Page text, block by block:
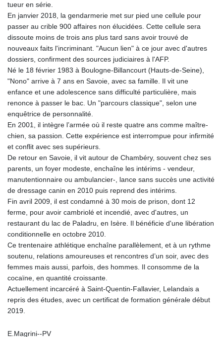
tueur en série.
En janvier 2018, la gendarmerie met sur pied une cellule pour
passer au crible 900 affaires non élucidées. Cette cellule sera
dissoute moins de trois ans plus tard sans avoir trouvé de
nouveaux faits l'incriminant. "Aucun lien" à ce jour avec d'autres
dossiers, confirment des sources judiciaires à l'AFP.
Né le 18 février 1983 à Boulogne-Billancourt (Hauts-de-Seine),
"Nono" arrive à 7 ans en Savoie, avec sa famille. Il vit une
enfance et une adolescence sans difficulté particulière, mais
renonce à passer le bac. Un "parcours classique", selon une
enquêtrice de personnalité.
En 2001, il intègre l’armée où il reste quatre ans comme maître-
chien, sa passion. Cette expérience est interrompue pour infirmité
et conflit avec ses supérieurs.
De retour en Savoie, il vit autour de Chambéry, souvent chez ses
parents, un foyer modeste, enchaîne les intérims - vendeur,
manutentionnaire ou ambulancier-, lance sans succès une activité
de dressage canin en 2010 puis reprend des intérims.
Fin avril 2009, il est condamné à 30 mois de prison, dont 12
ferme, pour avoir cambriolé et incendié, avec d'autres, un
restaurant du lac de Paladru, en Isère. Il bénéficie d'une libération
conditionnelle en octobre 2010.
Ce trentenaire athlétique enchaîne parallèlement, et à un rythme
soutenu, relations amoureuses et rencontres d’un soir, avec des
femmes mais aussi, parfois, des hommes. Il consomme de la
cocaïne, en quantité croissante.
Actuellement incarcéré à Saint-Quentin-Fallavier, Lelandais a
repris des études, avec un certificat de formation générale début
2019.
E.Magrini--PV